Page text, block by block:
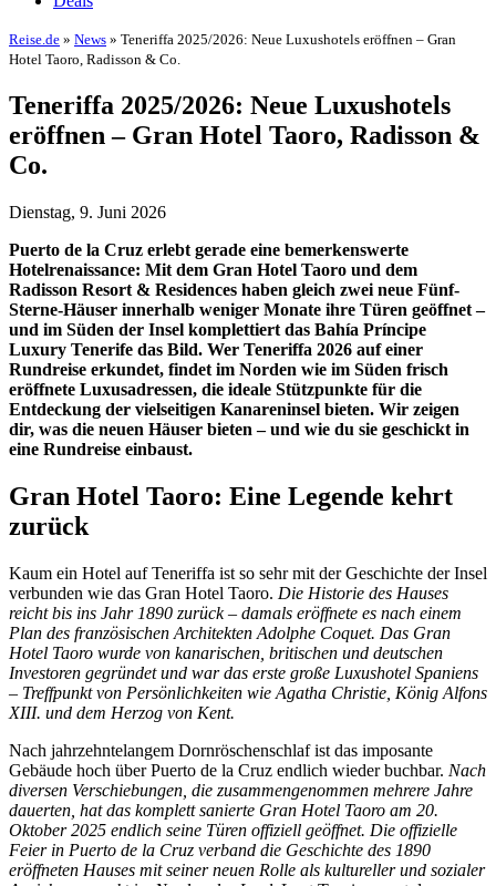
Reise.de » News » Teneriffa 2025/2026: Neue Luxushotels eröffnen – Gran
Hotel Taoro, Radisson & Co.
Teneriffa 2025/2026: Neue Luxushotels
eröffnen – Gran Hotel Taoro, Radisson &
Co.
Dienstag, 9. Juni 2026
Puerto de la Cruz erlebt gerade eine bemerkenswerte
Hotelrenaissance: Mit dem Gran Hotel Taoro und dem
Radisson Resort & Residences haben gleich zwei neue Fünf-
Sterne-Häuser innerhalb weniger Monate ihre Türen geöffnet –
und im Süden der Insel komplettiert das Bahía Príncipe
Luxury Tenerife das Bild. Wer Teneriffa 2026 auf einer
Rundreise erkundet, findet im Norden wie im Süden frisch
eröffnete Luxusadressen, die ideale Stützpunkte für die
Entdeckung der vielseitigen Kanareninsel bieten. Wir zeigen
dir, was die neuen Häuser bieten – und wie du sie geschickt in
eine Rundreise einbaust.
Gran Hotel Taoro: Eine Legende kehrt
zurück
Kaum ein Hotel auf Teneriffa ist so sehr mit der Geschichte der Insel
verbunden wie das Gran Hotel Taoro. Die Historie des Hauses
reicht bis ins Jahr 1890 zurück – damals eröffnete es nach einem
Plan des französischen Architekten Adolphe Coquet. Das Gran
Hotel Taoro wurde von kanarischen, britischen und deutschen
Investoren gegründet und war das erste große Luxushotel Spaniens
– Treffpunkt von Persönlichkeiten wie Agatha Christie, König Alfons
XIII. und dem Herzog von Kent.
Nach jahrzehntelangem Dornröschenschlaf ist das imposante
Gebäude hoch über Puerto de la Cruz endlich wieder buchbar. Nach
diversen Verschiebungen, die zusammengenommen mehrere Jahre
dauerten, hat das komplett sanierte Gran Hotel Taoro am 20.
Oktober 2025 endlich seine Türen offiziell geöffnet. Die offizielle
Feier in Puerto de la Cruz verband die Geschichte des 1890
eröffneten Hauses mit seiner neuen Rolle als kultureller und sozialer